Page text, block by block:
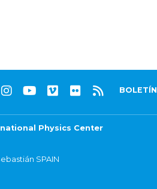
BOLETÍN
Physics Center
SPAIN